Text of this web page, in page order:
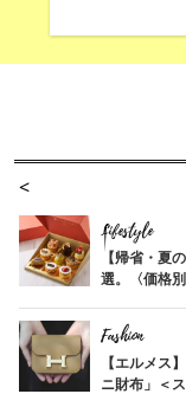
Lifestyle
【帰省・夏
選。〈価格
Fashion
【エルメス
ニ財布」＜